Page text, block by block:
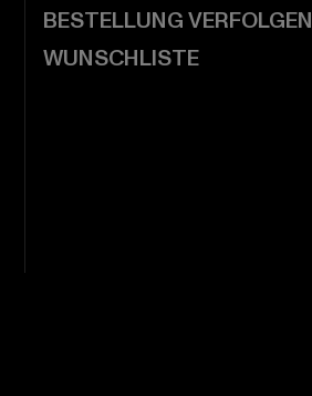
BESTELLUNG VERFOLGEN
WUNSCHLISTE